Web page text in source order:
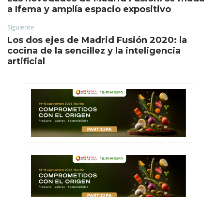
a Ifema y amplía espacio expositivo
Siguiente
Los dos ejes de Madrid Fusión 2020: la
cocina de la sencillez y la inteligencia
artificial